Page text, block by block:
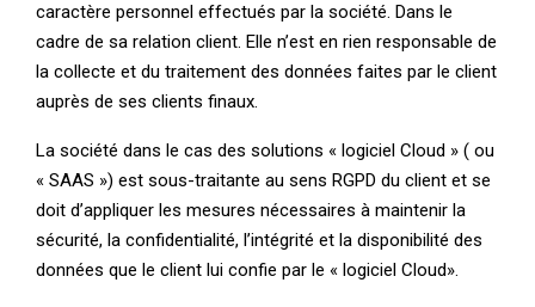
caractère personnel effectués par la société. Dans le
cadre de sa relation client. Elle n’est en rien responsable de
la collecte et du traitement des données faites par le client
auprès de ses clients finaux.
La société dans le cas des solutions « logiciel Cloud » ( ou
« SAAS ») est sous-traitante au sens RGPD du client et se
doit d’appliquer les mesures nécessaires à maintenir la
sécurité, la confidentialité, l’intégrité et la disponibilité des
données que le client lui confie par le « logiciel Cloud».